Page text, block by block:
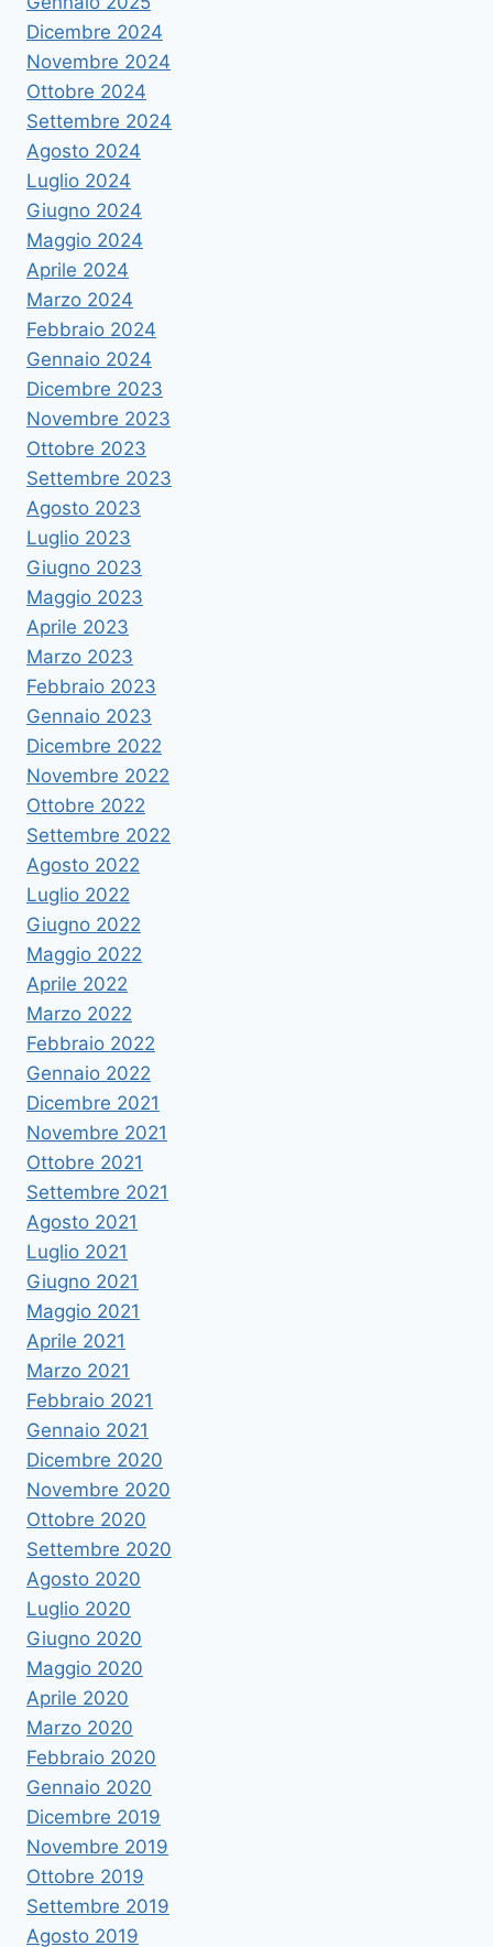
Dicembre 2024
Novembre 2024
Ottobre 2024
Settembre 2024
Agosto 2024
Luglio 2024
Giugno 2024
Maggio 2024
Aprile 2024
Marzo 2024
Febbraio 2024
Gennaio 2024
Dicembre 2023
Novembre 2023
Ottobre 2023
Settembre 2023
Agosto 2023
Luglio 2023
Giugno 2023
Maggio 2023
Aprile 2023
Marzo 2023
Febbraio 2023
Gennaio 2023
Dicembre 2022
Novembre 2022
Ottobre 2022
Settembre 2022
Agosto 2022
Luglio 2022
Giugno 2022
Maggio 2022
Aprile 2022
Marzo 2022
Febbraio 2022
Gennaio 2022
Dicembre 2021
Novembre 2021
Ottobre 2021
Settembre 2021
Agosto 2021
Luglio 2021
Giugno 2021
Maggio 2021
Aprile 2021
Marzo 2021
Febbraio 2021
Gennaio 2021
Dicembre 2020
Novembre 2020
Ottobre 2020
Settembre 2020
Agosto 2020
Luglio 2020
Giugno 2020
Maggio 2020
Aprile 2020
Marzo 2020
Febbraio 2020
Gennaio 2020
Dicembre 2019
Novembre 2019
Ottobre 2019
Settembre 2019
Agosto 2019